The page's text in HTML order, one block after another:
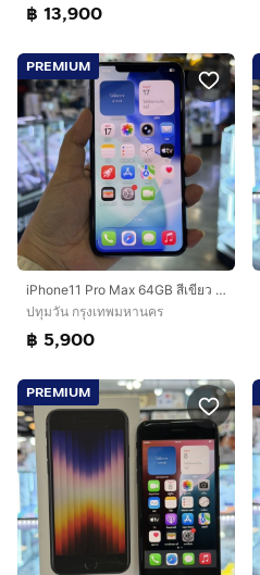
฿ 13,900
PREMIUM
iPhone11 Pro Max 64GB สีเขียว เครื่องศูนย์ โมเดลTH สภาพสวยมากๆ สุขภาพแบต100%(แบตใหม่)🩷🩷
ปทุมวัน กรุงเทพมหานคร
฿ 5,900
PREMIUM